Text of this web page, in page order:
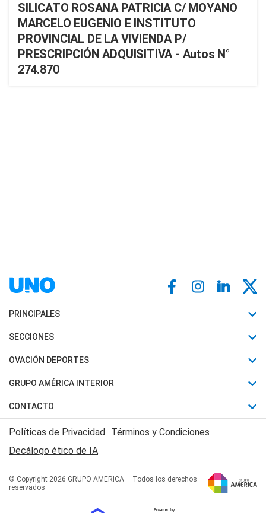
SILICATO ROSANA PATRICIA C/ MOYANO
MARCELO EUGENIO E INSTITUTO
PROVINCIAL DE LA VIVIENDA P/
PRESCRIPCIÓN ADQUISITIVA - Autos N°
274.870
PRINCIPALES
Últimas Noticias
Política
Judiciales
Economia
SECCIONES
Horóscopo
Motores
Trucos caseros
Series y Películas
Edictos y Solicitadas
OVACIÓN DEPORTES
Fútbol
Mundial
Automovilismo
Rugby
Básquet
GRUPO AMÉRICA INTERIOR
Canal 7 en Vivo
San Juan 8
CONTACTO
Acerca de Nosotros
Contactanos
Políticas de Privacidad Términos y Condiciones
Decálogo ético de IA
© Copyright 2026 GRUPO AMERICA – Todos los derechos
reservados